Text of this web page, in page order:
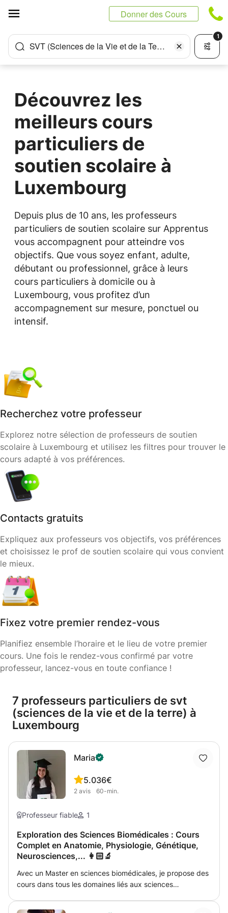
Donner des Cours
SVT (Sciences de la Vie et de la Terre)
1
Découvrez les
meilleurs cours
particuliers de
soutien scolaire à
Luxembourg
Depuis plus de 10 ans, les professeurs
particuliers de soutien scolaire sur Apprentus
vous accompagnent pour atteindre vos
objectifs. Que vous soyez enfant, adulte,
débutant ou professionnel, grâce à leurs
cours particuliers à domicile ou à
Luxembourg, vous profitez d’un
accompagnement sur mesure, ponctuel ou
intensif.
Recherchez votre professeur
Explorez notre sélection de professeurs de soutien
scolaire à Luxembourg et utilisez les filtres pour trouver le
cours adapté à vos préférences.
Contacts gratuits
Expliquez aux professeurs vos objectifs, vos préférences
et choisissez le prof de soutien scolaire qui vous convient
le mieux.
Fixez votre premier rendez-vous
Planifiez ensemble l’horaire et le lieu de votre premier
cours. Une fois le rendez-vous confirmé par votre
professeur, lancez-vous en toute confiance !
7 professeurs particuliers de svt
(sciences de la vie et de la terre) à
Luxembourg
Maria
5.0
2 avis
36€
60-min.
Professeur fiable 1
Exploration des Sciences Biomédicales : Cours
Complet en Anatomie, Physiologie, Génétique,
Neurosciences,... 👩🏻‍🔬
Avec un Master en sciences biomédicales, je propose des
cours dans tous les domaines liés aux sciences